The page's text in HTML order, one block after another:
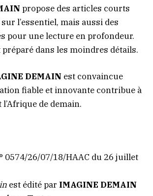
propose des articles courts
l’essentiel, mais aussi des
pour une lecture en profondeur.
dans les moindres détails.
DEMAIN est convaincue
fiable et innovante contribue à
de demain.
0574/26/07/18/HAAC du 26 juillet
est édité par IMAGINE DEMAIN